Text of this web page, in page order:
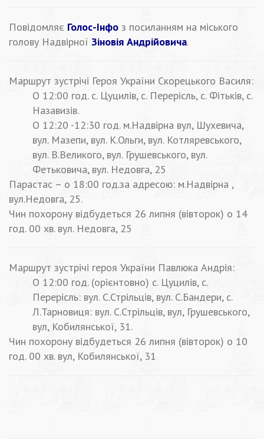
Повідомляє Голос-Інфо з посиланням на міського
голову Надвірної Зіновія Андрійовича.
Маршрут зустрічі Героя України Скорецького Василя:
О 12:00 год. с. Цуцилів, с. Перерісль, с. Фітьків, с.
Назавизів.
О 12:20 -12:30 год. м.Надвірна вул, Шухевича,
вул. Мазепи, вул. К.Ольги, вул. Котляревського,
вул. В.Великого, вул. Грушевського, вул.
Фетьковича, вул. Недовга, 25
Парастас – о 18:00 год.за адресою: м.Надвірна ,
вул.Недовга, 25.
Чин похорону відбудеться 26 липня (вівторок) о 14
год. 00 хв. вул. Недовга, 25
Маршрут зустрічі героя України Павлюка Андрія:
О 12:00 год. (орієнтовно) с. Цуцилів, с.
Перерісль: вул. С.Стрільців, вул. С.Бандери, с.
Л.Тарновиця: вул. С.Стрільців, вул, Грушевського,
вул, Кобилянської, 31.
Чин похорону відбудеться 26 липня (вівторок) о 10
год. 00 хв. вул, Кобилянської, 31